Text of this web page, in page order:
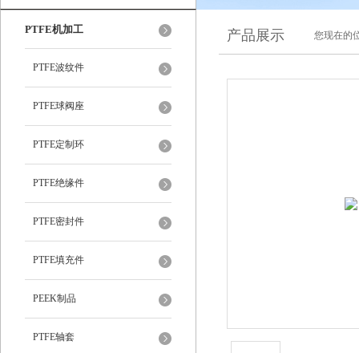
PTFE机加工
PTFE波纹件
PTFE球阀座
PTFE定制环
PTFE绝缘件
PTFE密封件
PTFE填充件
PEEK制品
PTFE轴套
产品展示 您现在的